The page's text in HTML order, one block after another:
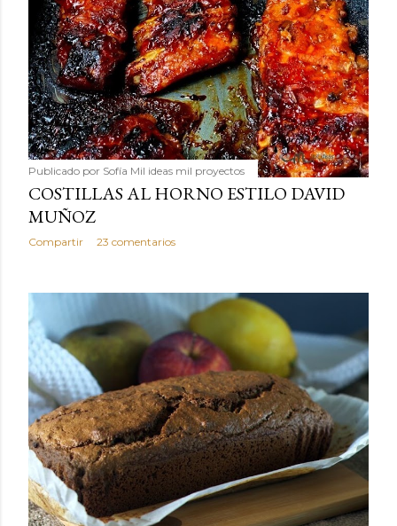
Publicado por Sofía Mil ideas mil proyectos
COSTILLAS AL HORNO ESTILO DAVID
MUÑOZ
Compartir 23 comentarios